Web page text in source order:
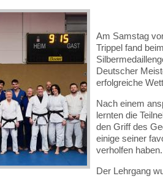
Am Samstag
Trippel fand
Deutscher
erfolgreiche
Nach einem
lernten die
den Griff des
einige seiner
verholfen haben.
Der Lehrgang